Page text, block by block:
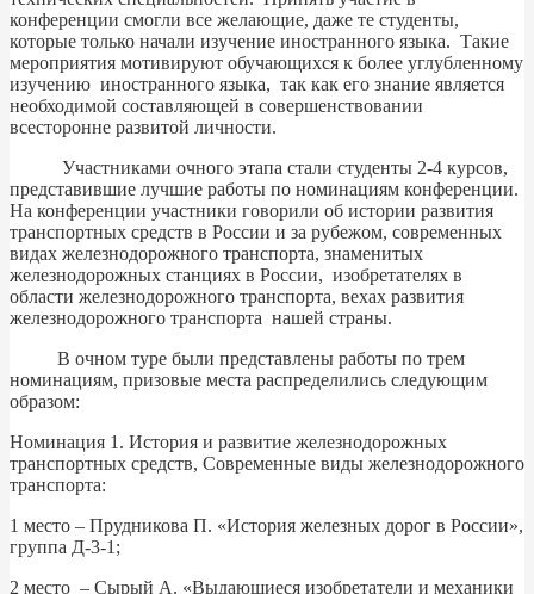
конференции смогли все желающие, даже те студенты,
которые только начали изучение иностранного языка. Такие
мероприятия мотивируют обучающихся к более углубленному
изучению иностранного языка, так как его знание является
необходимой составляющей в совершенствовании
всесторонне развитой личности.
Участниками очного этапа стали студенты 2-4 курсов,
представившие лучшие работы по номинациям конференции.
На конференции участники говорили об истории развития
транспортных средств в России и за рубежом, современных
видах железнодорожного транспорта, знаменитых
железнодорожных станциях в России, изобретателях в
области железнодорожного транспорта, вехах развития
железнодорожного транспорта нашей страны.
В очном туре были представлены работы по трем
номинациям, призовые места распределились следующим
образом:
Номинация 1. История и развитие железнодорожных
транспортных средств, Современные виды железнодорожного
транспорта:
1 место – Прудникова П. «История железных дорог в России»,
группа Д-3-1;
2 место – Сырый А. «Выдающиеся изобретатели и механики